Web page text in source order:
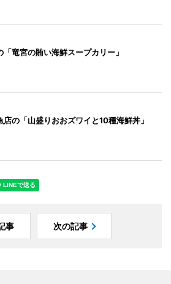
「竜宮の賄い海鮮スープカリー」
店の「山盛りおおズワイと10種海鮮丼」
事 次の記事